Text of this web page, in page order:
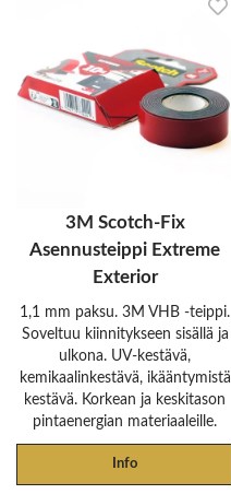
3M Scotch-Fix
Asennusteippi Extreme
Exterior
1,1 mm paksu. 3M VHB -teippi.
Soveltuu kiinnitykseen sisällä ja
ulkona. UV-kestävä,
kemikaalinkestävä, ikääntymistä
kestävä. Korkean ja keskitason
pintaenergian materiaaleille.
Info